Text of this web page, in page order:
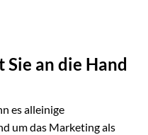
an die Hand
es alleinige
um das Marketing als